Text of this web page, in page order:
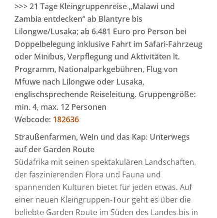
>>> 21 Tage Kleingruppenreise „Malawi und
Zambia entdecken“ ab Blantyre bis
Lilongwe/Lusaka; ab 6.481 Euro pro Person bei
Doppelbelegung inklusive Fahrt im Safari-Fahrzeug
oder Minibus, Verpflegung und Aktivitäten lt.
Programm, Nationalparkgebühren, Flug von
Mfuwe nach Lilongwe oder Lusaka,
englischsprechende Reiseleitung. Gruppengröße:
min. 4, max. 12 Personen
Webcode: 182636
Straußenfarmen, Wein und das Kap: Unterwegs
auf der Garden Route
Südafrika mit seinen spektakulären Landschaften,
der faszinierenden Flora und Fauna und
spannenden Kulturen bietet für jeden etwas. Auf
einer neuen Kleingruppen-Tour geht es über die
beliebte Garden Route im Süden des Landes bis in